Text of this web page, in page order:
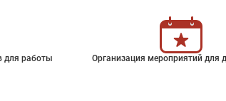
для работы Организация мероприятий для